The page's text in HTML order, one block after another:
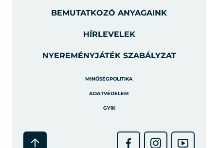
BEMUTATKOZÓ ANYAGAINK
HÍRLEVELEK
NYEREMÉNYJÁTÉK SZABÁLYZAT
MINŐSÉGPOLITIKA
ADATVÉDELEM
GYIK